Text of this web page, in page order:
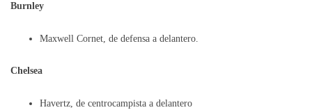
Burnley
Maxwell Cornet, de defensa a delantero.
Chelsea
Havertz, de centrocampista a delantero